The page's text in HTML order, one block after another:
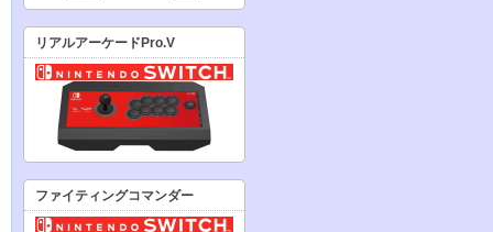
リアルアーケードPro.V
ファイティングコマンダー